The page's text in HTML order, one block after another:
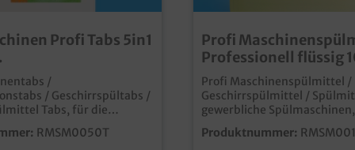
Profi Tabs 5in1
/
/ Geschirrspültabs /
Tabs, für die
RMSM0050T
Profi
Professionell flüssig
Profi Maschinenspülmittel /
Geschirrspülmittel /
gewerbliche
Chlor, 10l Kanister, 12kg, 1
Qualität Made in Germany alkalischer
Produktnummer: